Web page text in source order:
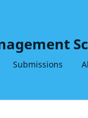
Submissions